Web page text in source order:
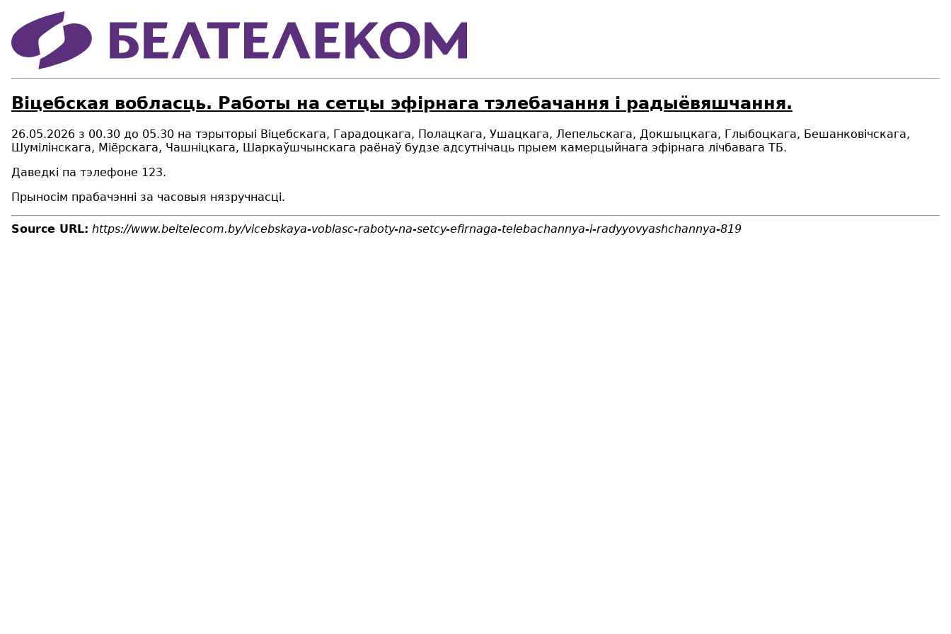
Віцебская вобласць. Работы на сетцы эфірнага тэлебачання і радыёвяшчання.
26.05.2026 з 00.30 до 05.30 на тэрыторыі Віцебскага, Гарадоцкага, Полацкага, Ушацкага, Лепельскага, Докшыцкага, Глыбоцкага, Бешанковічскага,
Шумілінскага, Міёрскага, Чашніцкага, Шаркаўшчынскага раёнаў будзе адсутнічаць прыем камерцыйнага эфірнага лічбавага ТБ.
Даведкі па тэлефоне 123.
Прыносім прабачэнні за часовыя нязручнасці.
Source URL: https://www.beltelecom.by/vicebskaya-voblasc-raboty-na-setcy-efirnaga-telebachannya-i-radyyovyashchannya-819